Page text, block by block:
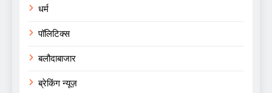
धर्म
पॉलिटिक्स
बलौदाबाजार
ब्रेकिंग न्यूज़